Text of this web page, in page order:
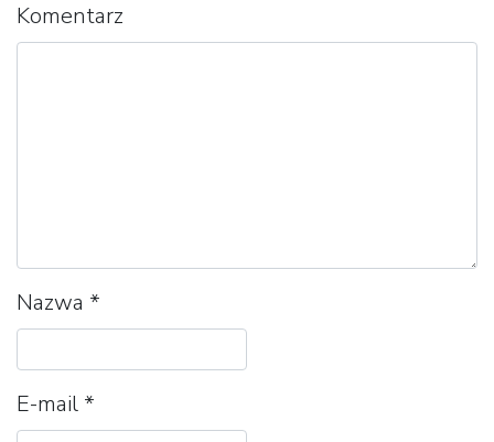
Komentarz
Nazwa *
E-mail *